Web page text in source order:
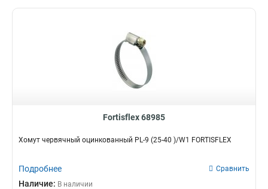
Fortisflex 68985
Хомут червячный оцинкованный PL-9 (25-40 )/W1 FORTISFLEX
Подробнее Сравнить
Наличие: В наличии